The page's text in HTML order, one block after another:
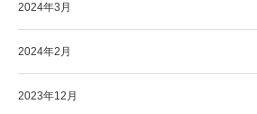
2024年3月
2024年2月
2023年12月